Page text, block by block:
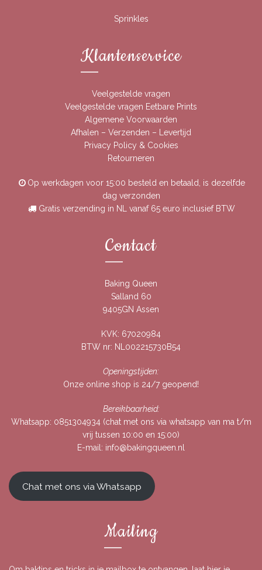
Sprinkles
Klantenservice
Veelgestelde vragen
Veelgestelde vragen Eetbare Prints
Algemene Voorwaarden
Afhalen – Verzenden – Levertijd
Privacy Policy & Cookies
Retourneren
Op werkdagen voor 15:00 besteld en betaald, is dezelfde
dag verzonden
Gratis verzending in NL vanaf 65 euro inclusief BTW
Contact
Baking Queen
Salland 60
9405GN Assen
KVK: 67020984
BTW nr: NL002215730B54
Openingstijden:
Onze online shop is 24/7 geopend!
Bereikbaarheid:
Whatsapp: 0851304934(chat met ons via whatsapp van ma t/m
vrij tussen 10:00 en 15:00)
E-mail: info@bakingqueen.nl
Chat met ons via Whatsapp
Mailing